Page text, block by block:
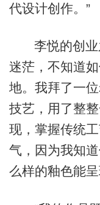
代设计创作。”
李悦的创
迷茫，不知道
地。我拜了一
技艺，用了整
现，掌握传统
气，因为我知
么样的釉色能